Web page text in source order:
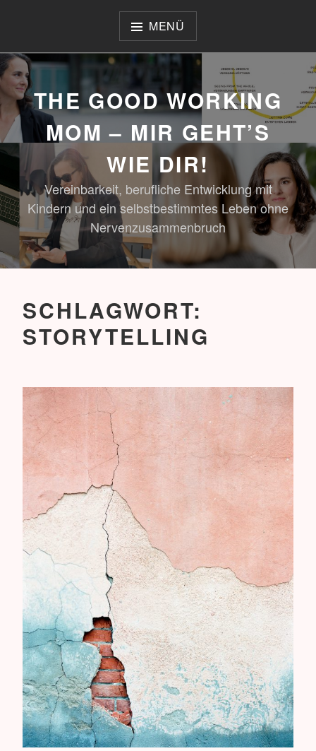
MENÜ
THE GOOD WORKING
MOM – MIR GEHT’S
WIE DIR!
Vereinbarkeit, berufliche Entwicklung mit
Kindern und ein selbstbestimmtes Leben ohne
Nervenzusammenbruch
SCHLAGWORT:
STORYTELLING